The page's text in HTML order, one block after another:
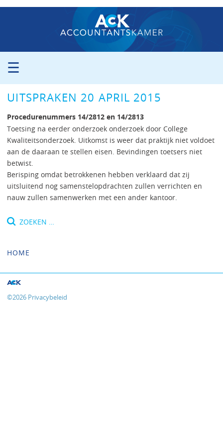
☰
ORGANISATIE
PROCEDURE
PERS
PUBLICATIES
UITSPRAKEN
ZITTINGSAGENDA
CONTACT
UITSPRAKEN 20 APRIL 2015
Procedurenummers 14/2812 en 14/2813
Toetsing na eerder onderzoek onderzoek door College
Kwaliteitsonderzoek. Uitkomst is weer dat praktijk niet voldoet
aan de daaraan te stellen eisen. Bevindingen toetsers niet
betwist.
Berisping omdat betrokkenen hebben verklaard dat zij
uitsluitend nog samenstelopdrachten zullen verrichten en
nauw zullen samenwerken met een ander kantoor.
Zoeken
HOME
©2026 Privacybeleid